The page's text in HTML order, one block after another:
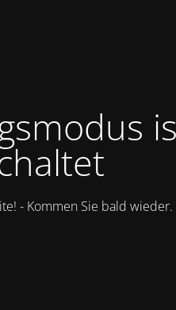
- Kommen Sie bald wieder.